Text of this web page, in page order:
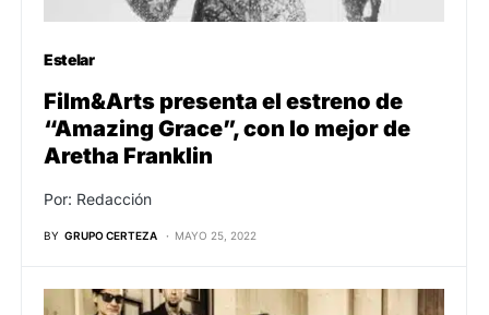
Estelar
Film&Arts presenta el estreno de
“Amazing Grace”, con lo mejor de
Aretha Franklin
Por: Redacción
BY GRUPO CERTEZA MAYO 25, 2022